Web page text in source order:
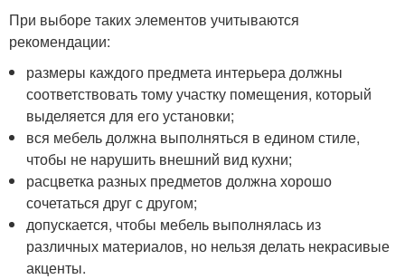
При выборе таких элементов учитываются
рекомендации:
размеры каждого предмета интерьера должны
соответствовать тому участку помещения, который
выделяется для его установки;
вся мебель должна выполняться в едином стиле,
чтобы не нарушить внешний вид кухни;
расцветка разных предметов должна хорошо
сочетаться друг с другом;
допускается, чтобы мебель выполнялась из
различных материалов, но нельзя делать некрасивые
акценты.